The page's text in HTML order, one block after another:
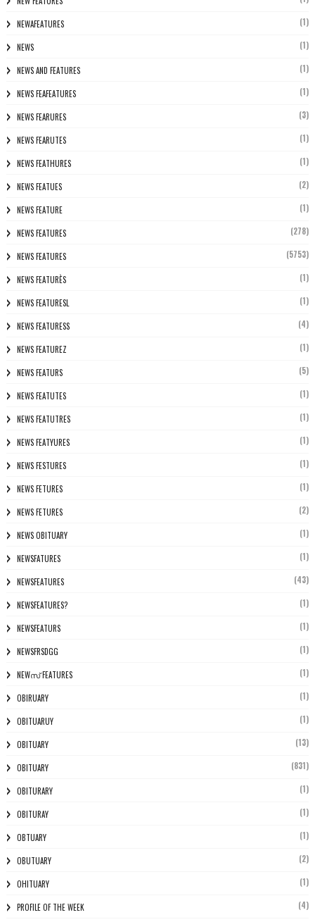
NEWAFEATURES (1)
NEWS (1)
NEWS AND FEATURES (1)
NEWS FEAFEATURES (1)
NEWS FEARURES (3)
NEWS FEARUTES (1)
NEWS FEATHURES (1)
NEWS FEATUES (2)
NEWS FEATURE (1)
NEWS FEATURES (278)
NEWS FEATURES (5753)
NEWS FEATURÈS (1)
NEWS FEATURESL (1)
NEWS FEATURESS (4)
NEWS FEATUREZ (1)
NEWS FEATURS (5)
NEWS FEATUTES (1)
NEWS FEATUTRES (1)
NEWS FEATYURES (1)
NEWS FESTURES (1)
NEWS FETURES (1)
NEWS FETURES (2)
NEWS OBITUARY (1)
NEWSFATURES (1)
NEWSFEATURES (43)
NEWSFEATURES? (1)
NEWSFEATURS (1)
NEWSFRSDGG (1)
NEWസ് FEATURES (1)
OBIRUARY (1)
OBITUARUY (1)
OBITUARY (13)
OBITUARY (831)
OBITURARY (1)
OBITURAY (1)
OBTUARY (1)
OBUTUARY (2)
OHITUARY (1)
PROFILE OF THE WEEK (4)